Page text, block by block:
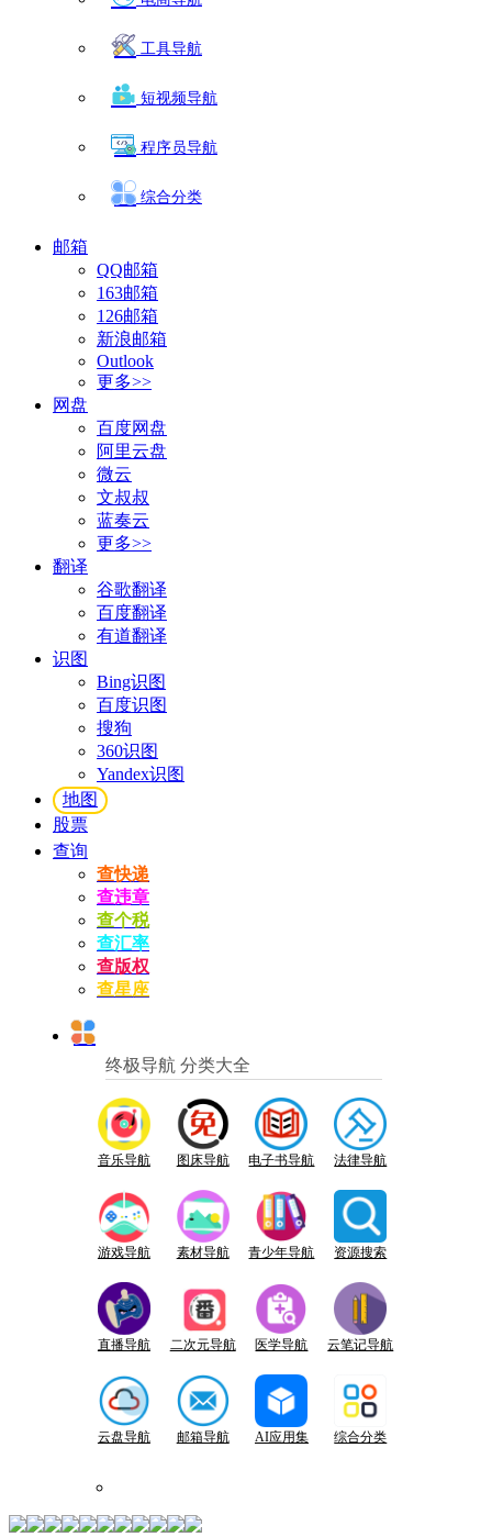
工具导航
短视频导航
程序员导航
综合分类
邮箱
QQ邮箱
163邮箱
126邮箱
新浪邮箱
Outlook
更多>>
网盘
百度网盘
阿里云盘
微云
文叔叔
蓝奏云
更多>>
翻译
谷歌翻译
百度翻译
有道翻译
识图
Bing识图
百度识图
搜狗
360识图
Yandex识图
地图
股票
查询
查快递
查违章
查个税
查汇率
查版权
查星座
终极导航 分类大全
音乐导航 图床导航 电子书导航 法律导航
游戏导航 素材导航 青少年导航 资源搜索
直播导航 二次元导航 医学导航 云笔记导航
云盘导航 邮箱导航 AI应用集 综合分类